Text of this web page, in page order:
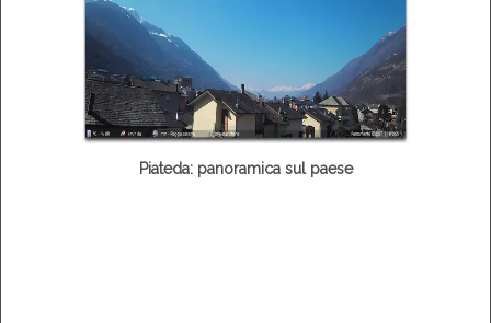
Piateda: panoramica sul paese